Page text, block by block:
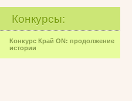
Конкурсы:
Конкурс Край ON: продолжение
истории